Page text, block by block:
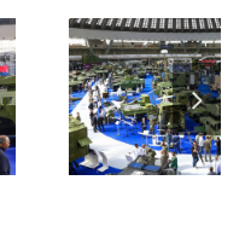
12.
sajam
na